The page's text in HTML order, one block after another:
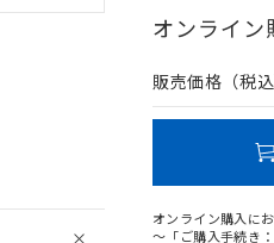
オンライン
販売価格（税込
オンライン購入に
～「ご購入手続き